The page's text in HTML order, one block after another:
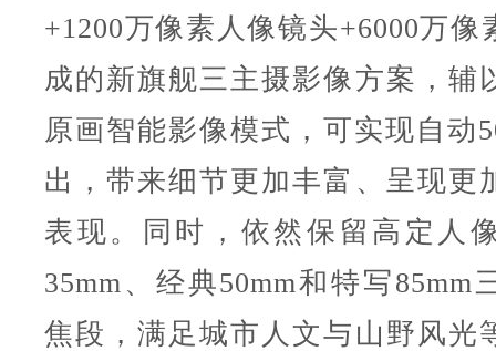
+1200万像素人像镜头+6000万像
成的新旗舰三主摄影像方案，辅
原画智能影像模式，可实现自动
出，带来细节更加丰富、呈现更
表现。同时，依然保留高定人
35mm、经典50mm和特写85mm
焦段，满足城市人文与山野风光